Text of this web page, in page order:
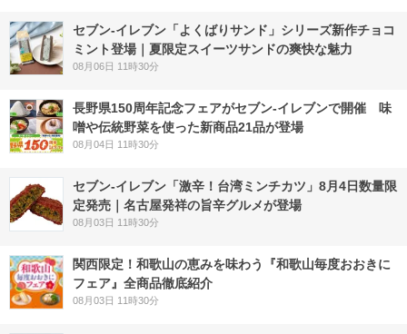
セブン‐イレブン「よくばりサンド」シリーズ新作チョコ
ミント登場｜夏限定スイーツサンドの爽快な魅力
08月06日 11時30分
長野県150周年記念フェアがセブン-イレブンで開催 味
噌や伝統野菜を使った新商品21品が登場
08月04日 11時30分
セブン-イレブン「激辛！台湾ミンチカツ」8月4日数量限
定発売｜名古屋発祥の旨辛グルメが登場
08月03日 11時30分
関西限定！和歌山の恵みを味わう『和歌山毎度おおきに
フェア』全商品徹底紹介
08月03日 11時30分